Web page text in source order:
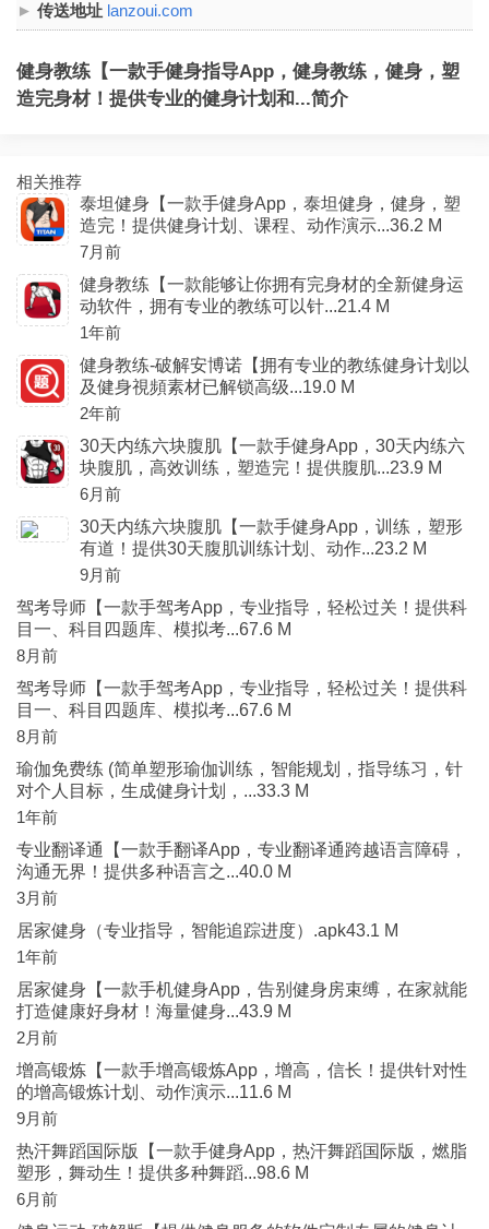
传送地址 lanzoui.com
健身教练【一款手健身指导App，健身教练，健身，塑
造完身材！提供专业的健身计划和...简介
相关推荐
泰坦健身【一款手健身App，泰坦健身，健身，塑
造完！提供健身计划、课程、动作演示...36.2 M
7月前
健身教练【一款能够让你拥有完身材的全新健身运
动软件，拥有专业的教练可以针...21.4 M
1年前
健身教练-破解安博诺【拥有专业的教练健身计划以
及健身視頻素材已解锁高级...19.0 M
2年前
30天内练六块腹肌【一款手健身App，30天内练六
块腹肌，高效训练，塑造完！提供腹肌...23.9 M
6月前
30天内练六块腹肌【一款手健身App，训练，塑形
有道！提供30天腹肌训练计划、动作...23.2 M
9月前
驾考导师【一款手驾考App，专业指导，轻松过关！提供科
目一、科目四题库、模拟考...67.6 M
8月前
驾考导师【一款手驾考App，专业指导，轻松过关！提供科
目一、科目四题库、模拟考...67.6 M
8月前
瑜伽免费练 (简单塑形瑜伽训练，智能规划，指导练习，针
对个人目标，生成健身计划，...33.3 M
1年前
专业翻译通【一款手翻译App，专业翻译通跨越语言障碍，
沟通无界！提供多种语言之...40.0 M
3月前
居家健身（专业指导，智能追踪进度）.apk43.1 M
1年前
居家健身【一款手机健身App，告别健身房束缚，在家就能
打造健康好身材！海量健身...43.9 M
2月前
增高锻炼【一款手增高锻炼App，增高，信长！提供针对性
的增高锻炼计划、动作演示...11.6 M
9月前
热汗舞蹈国际版【一款手健身App，热汗舞蹈国际版，燃脂
塑形，舞动生！提供多种舞蹈...98.6 M
6月前